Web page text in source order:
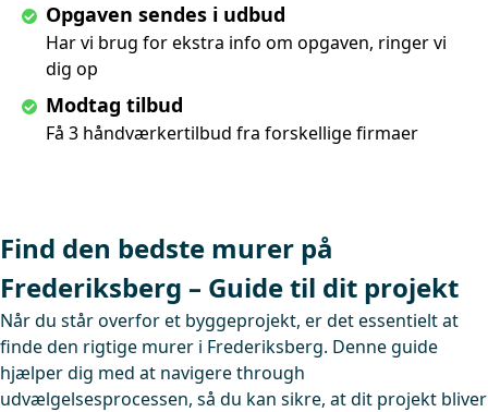
Opgaven sendes i udbud
Har vi brug for ekstra info om opgaven, ringer vi
dig op
Modtag tilbud
Få 3 håndværkertilbud fra forskellige firmaer
Find den bedste murer på
Frederiksberg – Guide til dit projekt
Når du står overfor et byggeprojekt, er det essentielt at
finde den rigtige murer i Frederiksberg. Denne guide
hjælper dig med at navigere through
udvælgelsesprocessen, så du kan sikre, at dit projekt bliver